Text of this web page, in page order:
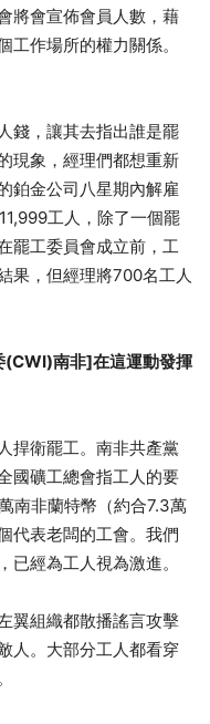
將會宣佈會員人數，藉
作場所的權力關係。
錢，讓其去指出誰是罷
現象，經理們都想重新
鉑金公司八星期內解雇
工人，除了一個罷
罷工委員會成立前，工
果，但經理將700名工人
(CWI)南非]在這運動發揮
捍衛罷工。南非共產黨
國礦工總會指工人的要
南非蘭特幣（約合7.3萬
代表老闆的工會。我們
已經為工人視為激進。
翼組織都散播謠言攻擊
人。大部分工人都看穿